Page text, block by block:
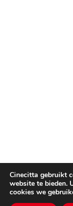
Cinecitta gebruikt
website te bieden.
cookies we